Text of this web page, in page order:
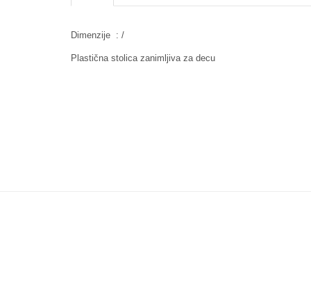
Dimenzije : /
Plastična stolica zanimljiva za decu